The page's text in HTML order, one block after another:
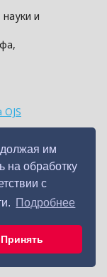
им
на обработку
с
Подробнее
Принять
и